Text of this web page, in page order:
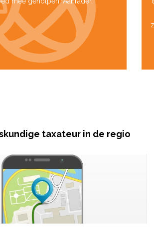
taxateur in de regio